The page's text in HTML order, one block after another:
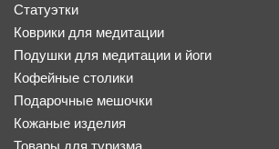
Статуэтки
Коврики для медитации
Подушки для медитации и йоги
Кофейные столики
Подарочные мешочки
Кожаные изделия
Товары для туризма